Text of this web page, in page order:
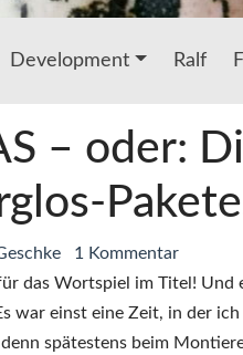
Development Ralf
– oder:
1 Kommentar
das Wortspiel im Titel! Und
war einst eine Zeit, in der
spätestens beim